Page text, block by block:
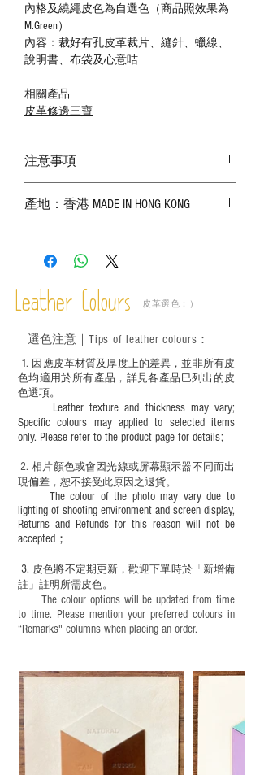
內格及繞繩皮色為自選色（商品照效果為
M.Green）
內容：裁好有孔皮革裁片、縫針、蠟線、
說明書、布袋及心意咭
相關產品
皮革修邊三寶
注意事項
實物為準；
－ 植鞣皮革容易受環境、使用程度等產生
成後定期在皮面塗上皮革專用清潔劑及貂
鼠油等；
適合六歲以下兒童使用；六至十二歲兒童
必須由成年人陪同下使用並應小心處理。
產地：香港 MADE IN HONG KONG
Leather Colours 皮革選色：）
1. ​ 因應皮革材質及厚度上的差異，並非所有皮
色均適用於所有產品，詳見各產品巳列出的皮
色選項。
Leather texture and thickness may vary;
Specific colours may applied to selected items
only. Please refer to the product page for details;
​2.相片顏色或會因光線或屏幕顯示器不同而出
現偏差，恕不接受此原因之退貨。
The colour of the photo may vary due to
lighting of shooting environment and screen display,
Returns and Refunds for this reason will not be
accepted；
3. 皮色將不定期更新，歡迎下單時於「新增備
註」註明 所需皮色。
The colour options will be updated from time
to time. Please mention your preferred colours in
“Remarks" columns when placing an order.
選色注意｜ Tips of leather colours ：